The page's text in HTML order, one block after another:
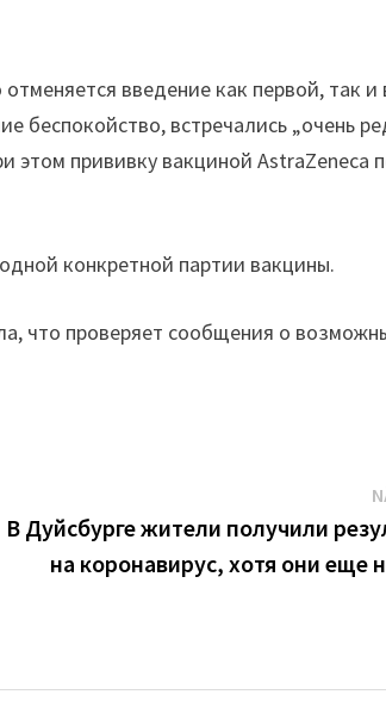
введение как первой, так
беспокойство, встречались „очень
этом прививку вакциной AstraZeneca
конкретной партии вакцины.
что проверяет сообщения о
В Дуйсбурге жители получили
на коронавирус, хотя они еще